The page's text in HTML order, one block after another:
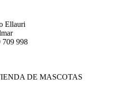
Ellauri
709 998
DE MASCOTAS